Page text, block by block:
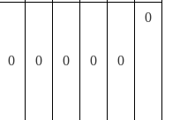
0 0 0 0 0
0